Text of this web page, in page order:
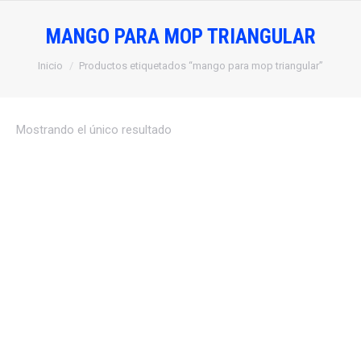
MANGO PARA MOP TRIANGULAR
Estás aquí:
Inicio Productos etiquetados “mango para mop triangular”
Mostrando el único resultado